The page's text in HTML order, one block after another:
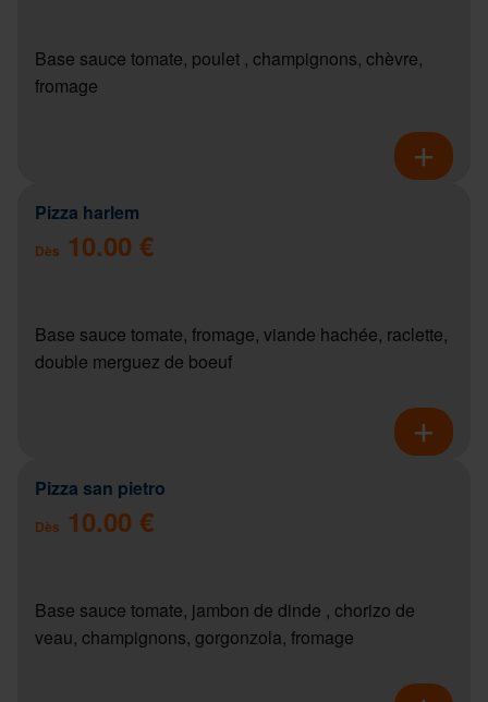
Base sauce tomate, poulet , champignons, chèvre,
fromage
Pizza harlem
Dès 10.00 €
Base sauce tomate, fromage, viande hachée, raclette,
double merguez de boeuf
Pizza san pietro
Dès 10.00 €
Base sauce tomate, jambon de dinde , chorizo de
veau, champignons, gorgonzola, fromage